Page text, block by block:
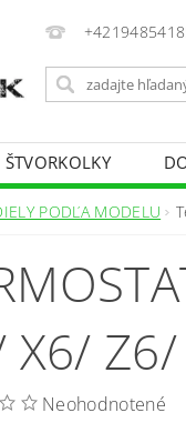
ŠTVORKOLKY
PODĽA MODELU
X6/
Neohodnotené